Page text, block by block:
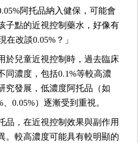
阿托品納入健保，可能會
子點的近視控制藥水，好像有
在改談0.05%？」
於兒童近視控制時，過去臨床
同濃度，包括0.1%等較高濃
究發展，低濃度阿托品（如
、0.05%）逐漸受到重視。
品，在近視控制效果與副作用
。較高濃度可能具有較明顯的